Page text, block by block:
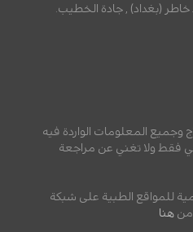
(بغداد) , جادة الخطيب.
وجميع المعلومات الواردة فيه
فقط ولا تغني عن مراجعة
للمواقع الطبية على شبكة
هنا